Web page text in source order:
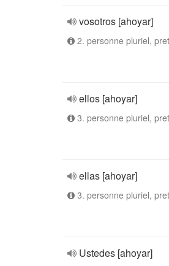
vosotros [ahoyar]
2. personne pluriel,
ellos [ahoyar]
3. personne pluriel,
ellas [ahoyar]
3. personne pluriel,
Ustedes [ahoyar]